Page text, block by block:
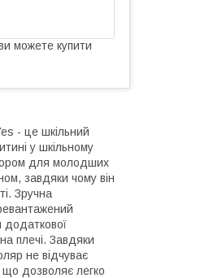
можете купити
- це шкільний
у шкільному
для молодших
завдяки чому він
Зручна
додаткової
плечі. Завдяки
не відчуває
що дозволяє легко